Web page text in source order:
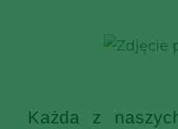
Każda z